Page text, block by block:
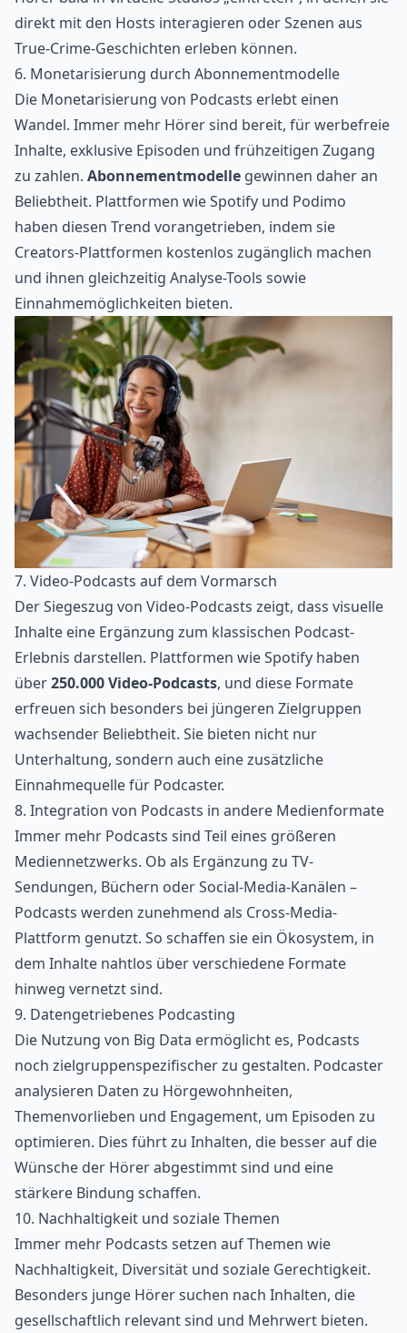
direkt mit den Hosts interagieren oder Szenen aus
True-Crime-Geschichten erleben können.
6. Monetarisierung durch Abonnementmodelle
Die Monetarisierung von Podcasts erlebt einen
Wandel. Immer mehr Hörer sind bereit, für werbefreie
Inhalte, exklusive Episoden und frühzeitigen Zugang
zu zahlen. Abonnementmodelle gewinnen daher an
Beliebtheit. Plattformen wie Spotify und Podimo
haben diesen Trend vorangetrieben, indem sie
Creators-Plattformen kostenlos zugänglich machen
und ihnen gleichzeitig Analyse-Tools sowie
Einnahmemöglichkeiten bieten.
7. Video-Podcasts auf dem Vormarsch
Der Siegeszug von Video-Podcasts zeigt, dass visuelle
Inhalte eine Ergänzung zum klassischen Podcast-
Erlebnis darstellen. Plattformen wie Spotify haben
über250.000 Video-Podcasts, und diese Formate
erfreuen sich besonders bei jüngeren Zielgruppen
wachsender Beliebtheit. Sie bieten nicht nur
Unterhaltung, sondern auch eine zusätzliche
Einnahmequelle für Podcaster.
8. Integration von Podcasts in andere Medienformate
Immer mehr Podcasts sind Teil eines größeren
Mediennetzwerks. Ob als Ergänzung zu TV-
Sendungen, Büchern oder Social-Media-Kanälen –
Podcasts werden zunehmend als Cross-Media-
Plattform genutzt. So schaffen sie ein Ökosystem, in
dem Inhalte nahtlos über verschiedene Formate
hinweg vernetzt sind.
9. Datengetriebenes Podcasting
Die Nutzung von Big Data ermöglicht es, Podcasts
noch zielgruppenspezifischer zu gestalten. Podcaster
analysieren Daten zu Hörgewohnheiten,
Themenvorlieben und Engagement, um Episoden zu
optimieren. Dies führt zu Inhalten, die besser auf die
Wünsche der Hörer abgestimmt sind und eine
stärkere Bindung schaffen.
10. Nachhaltigkeit und soziale Themen
Immer mehr Podcasts setzen auf Themen wie
Nachhaltigkeit, Diversität und soziale Gerechtigkeit.
Besonders junge Hörer suchen nach Inhalten, die
gesellschaftlich relevant sind und Mehrwert bieten.